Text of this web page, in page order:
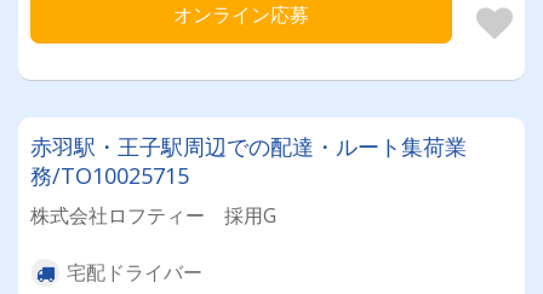
オンライン応募
赤羽駅・王子駅周辺での配達・ルート集荷業
務/TO10025715
株式会社ロフティー 採用G
宅配ドライバー